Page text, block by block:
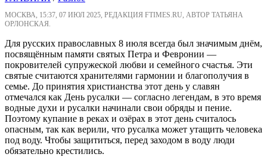
МОСКВА, 15:37, 07 ИЮЛ 2025, РЕДАКЦИЯ FTIMES.RU, АВТОР ТАТЬЯНА
ОРЛОНСКАЯ.
Для русских православных 8 июля всегда был значимым днём,
посвящённым памяти святых Петра и Февронии —
покровителей супружеской любви и семейного счастья. Эти
святые считаются хранителями гармонии и благополучия в
семье. До принятия христианства этот день у славян
отмечался как День русалки — согласно легендам, в это время
водные духи и русалки начинали свои обряды и пение.
Поэтому купание в реках и озёрах в этот день считалось
опасным, так как верили, что русалка может утащить человека
под воду. Чтобы защититься, перед заходом в воду люди
обязательно крестились.